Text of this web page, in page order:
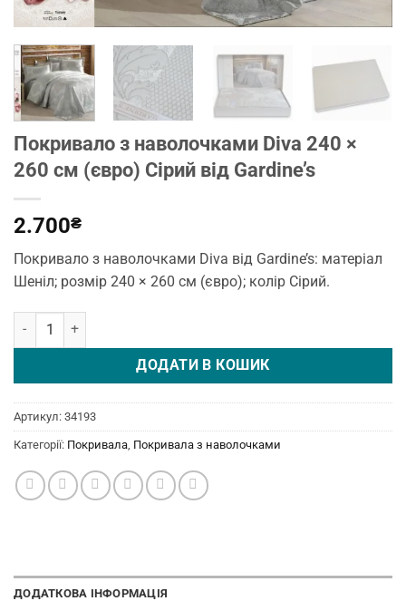
Покривало з наволочками Diva 240 ×
260 см (євро) Сірий від Gardine’s
2.700₴
Покривало з наволочками Diva від Gardine’s: матеріал
Шеніл; розмір 240 × 260 см (євро); колір Сірий.
Покривало з наволочками Diva 240 × 260 см (євро) Сірий від
ДОДАТИ В КОШИК
Артикул: 34193
Категорії: Покривала Покривала з наволочками
ДОДАТКОВА ІНФОРМАЦІЯ